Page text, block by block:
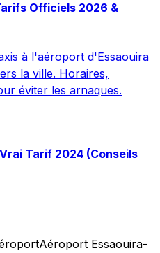
Officiels 2026 &
à l'aéroport d'Essaouira
la ville. Horaires,
éviter les arnaques.
Tarif 2024 (Conseils
Aéroport Essaouira-